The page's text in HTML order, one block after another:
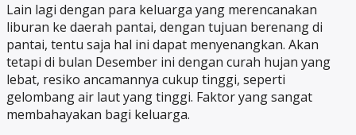
Lain lagi dengan para keluarga yang merencanakan
liburan ke daerah pantai, dengan tujuan berenang di
pantai, tentu saja hal ini dapat menyenangkan. Akan
tetapi di bulan Desember ini dengan curah hujan yang
lebat, resiko ancamannya cukup tinggi, seperti
gelombang air laut yang tinggi. Faktor yang sangat
membahayakan bagi keluarga.